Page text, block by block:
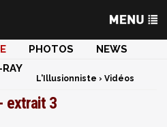
PHOTOS
NEWS
L'Illusionniste › Vidéos
extrait 3